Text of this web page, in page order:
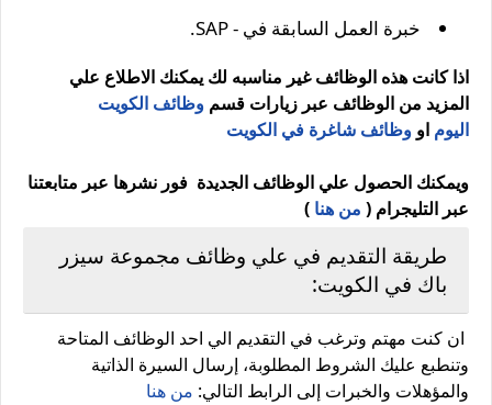
خبرة العمل السابقة في - SAP.
اذا كانت هذه الوظائف غير مناسبه لك يمكنك الاطلاع علي
المزيد من الوظائف عبر زيارات قسم وظائف الكويت
اليوم او وظائف شاغرة في الكويت
ويمكنك الحصول علي الوظائف الجديدة فور نشرها عبر متابعتنا
عبر التليجرام ( من هنا )
طريقة التقديم في علي وظائف مجموعة سيزر
باك في الكويت:
ان كنت مهتم وترغب في التقديم الي احد الوظائف المتاحة
وتنطبع عليك الشروط المطلوبة، إرسال السيرة الذاتية
والمؤهلات والخبرات إلى الرابط التالي: من هنا